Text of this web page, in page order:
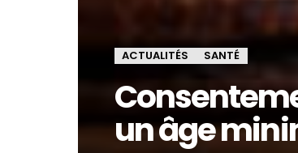
ACTUALITÉS SANTÉ
un âge